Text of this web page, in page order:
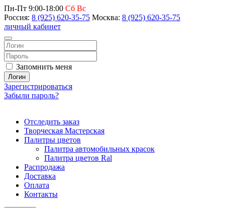
Пн-Пт 9:00-18:00 Сб Вс
Россия: 8 (925) 620-35-75 Москва: 8 (925) 620-35-75
личный кабинет
Запомнить меня
Логин
Зарегистрироваться
Забыли пароль?
Отследить заказ
Творческая Мастерская
Палитры цветов
Палитра автомобильных красок
Палитра цветов Ral
Распродажа
Доставка
Оплата
Контакты